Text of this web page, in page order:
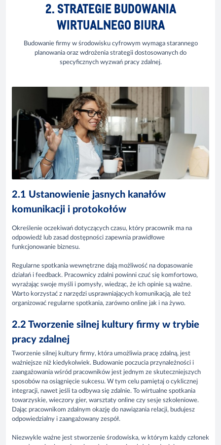
2. STRATEGIE BUDOWANIA
WIRTUALNEGO BIURA
Budowanie firmy w środowisku cyfrowym wymaga starannego
planowania oraz wdrożenia strategii dostosowanych do
specyficznych wyzwań pracy zdalnej.
2.1 Ustanowienie jasnych kanałów
komunikacji i protokołów
Określenie oczekiwań dotyczących czasu, który pracownik ma na
odpowiedź lub zasad dostępności zapewnia prawidłowe
funkcjonowanie biznesu.
Regularne spotkania wewnętrzne dają możliwość na dopasowanie
działań i feedback. Pracownicy zdalni powinni czuć się komfortowo,
wyrażając swoje myśli i pomysły, wiedząc, że ich opinie są ważne.
Warto korzystać z narzędzi usprawniających komunikacją, ale też
organizować regularne spotkania, zarówno online jak i na żywo.
2.2 Tworzenie silnej kultury firmy w trybie
pracy zdalnej
Tworzenie silnej kultury firmy, która umożliwia pracę zdalną, jest
ważniejsze niż kiedykolwiek. Budowanie poczucia przynależności i
zaangażowania wśród pracowników jest jednym ze skuteczniejszych
sposobów na osiągnięcie sukcesu. W tym celu pamiętaj o cyklicznej
integracji, nawet jeśli ta odbywa się zdalnie. To wirtualne spotkania
towarzyskie, wieczory gier, warsztaty online czy sesje szkoleniowe.
Dając pracownikom zdalnym okazję do nawiązania relacji, budujesz
odpowiedzialny i zaangażowany zespół.
Niezwykle ważne jest stworzenie środowiska, w którym każdy członek